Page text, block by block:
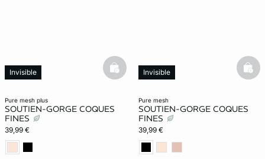
pure mesh plus
SOUTIEN-GORGE COQUES
FINES
39,99 €
Invisible basketfull
pure mesh
SOUTIEN-GORGE COQUES
FINES
39,99 €
Invisible